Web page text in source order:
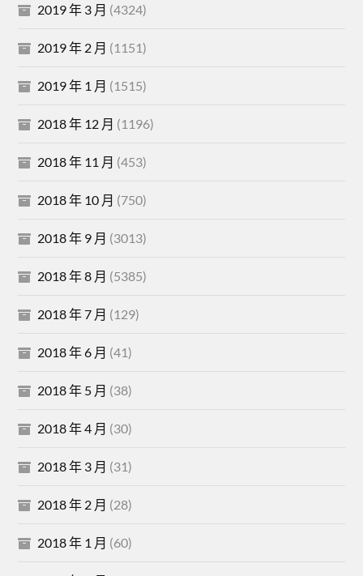
2019 年 3 月 (4324)
2019 年 2 月 (1151)
2019 年 1 月 (1515)
2018 年 12 月 (1196)
2018 年 11 月 (453)
2018 年 10 月 (750)
2018 年 9 月 (3013)
2018 年 8 月 (5385)
2018 年 7 月 (129)
2018 年 6 月 (41)
2018 年 5 月 (38)
2018 年 4 月 (30)
2018 年 3 月 (31)
2018 年 2 月 (28)
2018 年 1 月 (60)